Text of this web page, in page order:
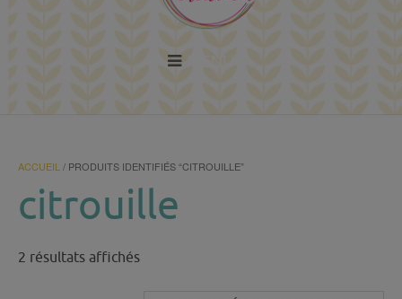
ACCUEIL / PRODUITS IDENTIFIÉS “CITROUILLE”
citrouille
2 résultats affichésTrié